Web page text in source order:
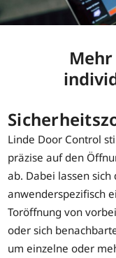
Linde Door Control
präzise auf den
ab. Dabei lassen
anwenderspezifisch
Toröffnung von
oder sich
um einzelne oder